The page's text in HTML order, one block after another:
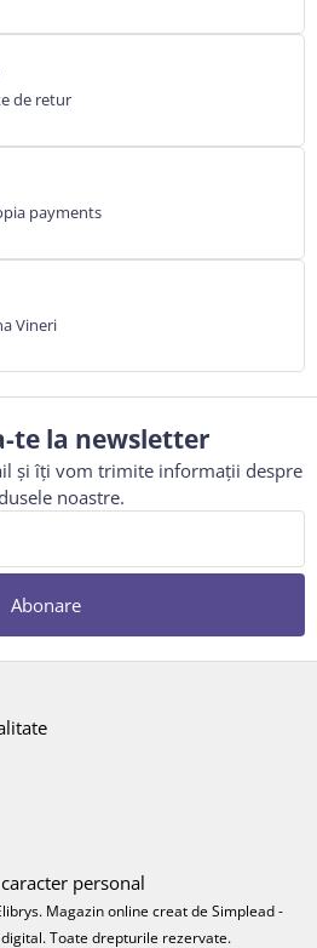
de retur
payments
Vineri
te la newsletter
și îți vom trimite informații despre
noastre.
Abonare
personal
Magazin online creat de Simplead -
. Toate drepturile rezervate.